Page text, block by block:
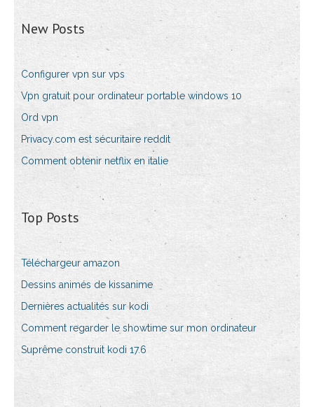
New Posts
Configurer vpn sur vps
Vpn gratuit pour ordinateur portable windows 10
Ord vpn
Privacy.com est sécuritaire reddit
Comment obtenir netflix en italie
Top Posts
Téléchargeur amazon
Dessins animés de kissanime
Dernières actualités sur kodi
Comment regarder le showtime sur mon ordinateur
Suprême construit kodi 17.6